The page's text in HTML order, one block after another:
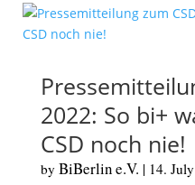
2022: So bi+
CSD noch nie!
by BiBerlin e.V. | 14.